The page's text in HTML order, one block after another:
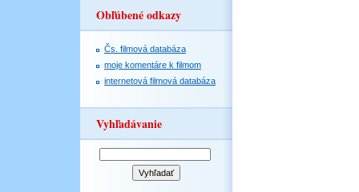
Obľúbené odkazy
Čs. filmová databáza
moje komentáre k filmom
internetová filmová databáza
Vyhľadávanie